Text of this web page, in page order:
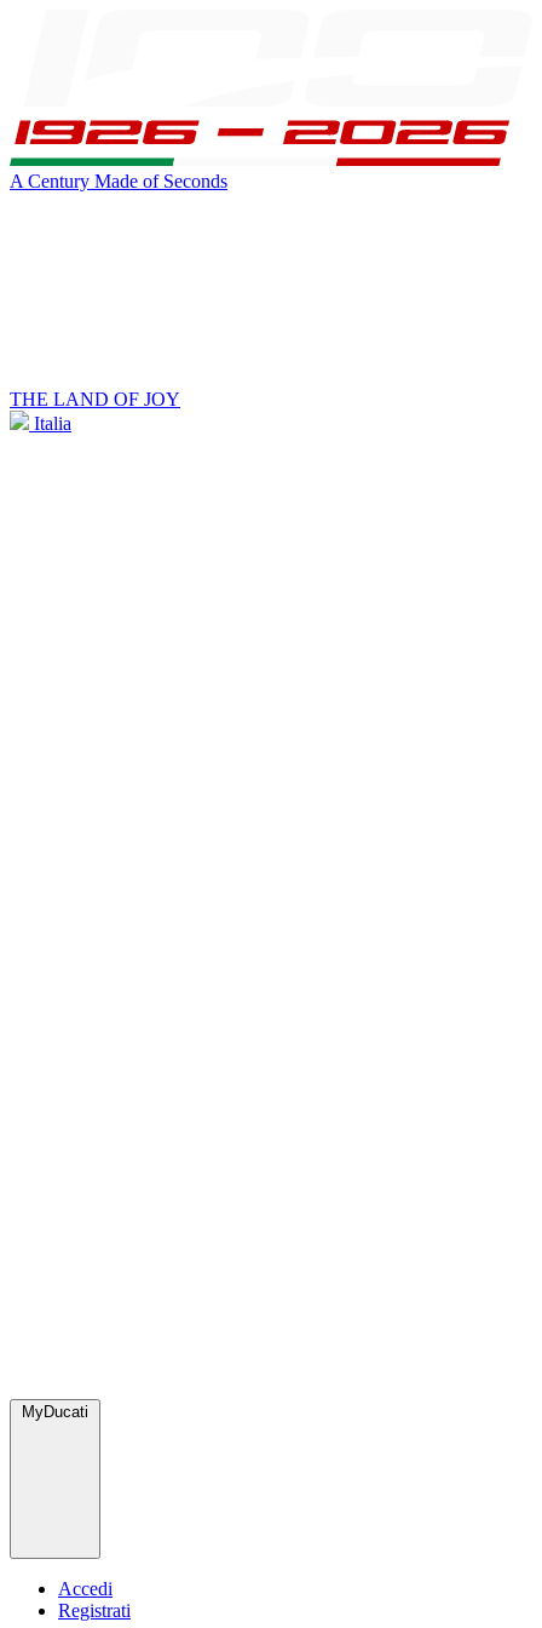
A Century Made of Seconds
THE LAND OF JOY
Italia
MyDucati
Accedi
Registrati